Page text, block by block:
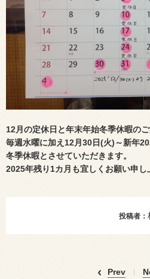
12月の定休日と年末年始冬季休暇のご
毎週水曜に加え12月30日(火)～新年
冬季休暇とさせていただきます。
2025年残り1カ月も宜しくお願い申し
投稿者：
Prev